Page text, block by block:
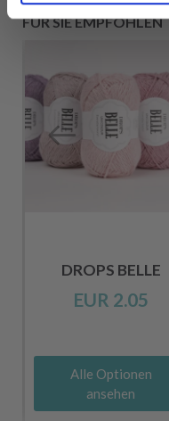
FÜR SIE EMPFOHLEN
DROPS BELLE
EUR 2.05
Alle Optionen
ansehen